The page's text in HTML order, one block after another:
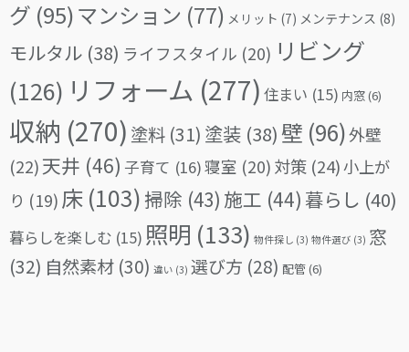
グ (95)マンション (77) メリット (7) メンテナンス (8)
モルタル (38) ライフスタイル (20) リビング
(126) リフォーム (277) 住まい (15) 内窓(6)
収納 (270) 塗料 (31) 塗装 (38) 壁 (96)外壁
(22)天井 (46) 子育て (16)寝室 (20) 対策 (24)小上が
り (19) 床 (103)掃除 (43) 施工 (44) 暮らし (40)
暮らしを楽しむ (15) 照明 (133) 物件探し (3) 物件選び (3) 窓
(32) 自然素材 (30) 違い (3) 選び方 (28) 配管(6)